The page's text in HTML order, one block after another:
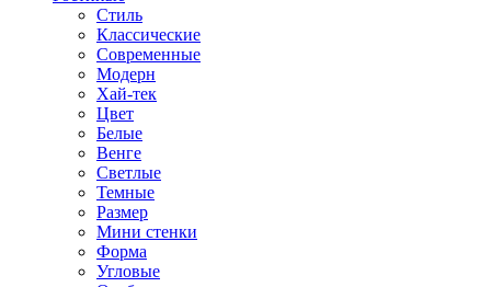
Стиль
Классические
Современные
Модерн
Хай-тек
Цвет
Белые
Венге
Светлые
Темные
Размер
Мини стенки
Форма
Угловые